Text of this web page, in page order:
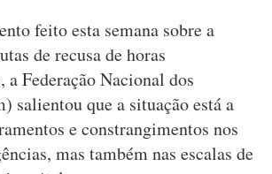
feito esta semana sobre a
de recusa de horas
a Federação Nacional dos
salientou que a situação está a
e constrangimentos nos
mas também nas escalas de